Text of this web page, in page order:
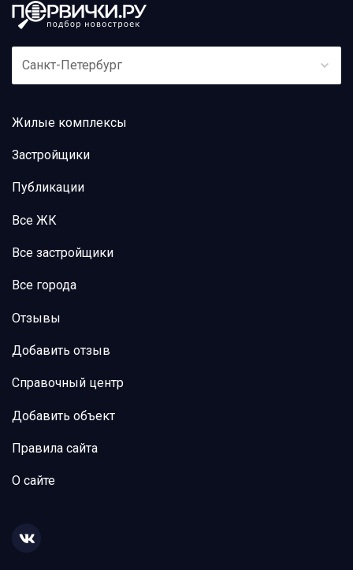
Санкт-Петербург
Жилые комплексы
Застройщики
Публикации
Все ЖК
Все застройщики
Все города
Отзывы
Добавить отзыв
Справочный центр
Добавить объект
Правила сайта
О сайте